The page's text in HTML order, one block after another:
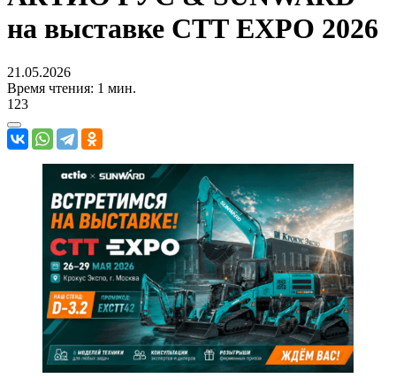
на выставке СТТ EXPO 2026
21.05.2026
Время чтения: 1 мин.
123